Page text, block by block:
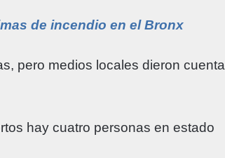
de incendio en el Bronx
pero medios locales dieron cuenta
hay cuatro personas en estado